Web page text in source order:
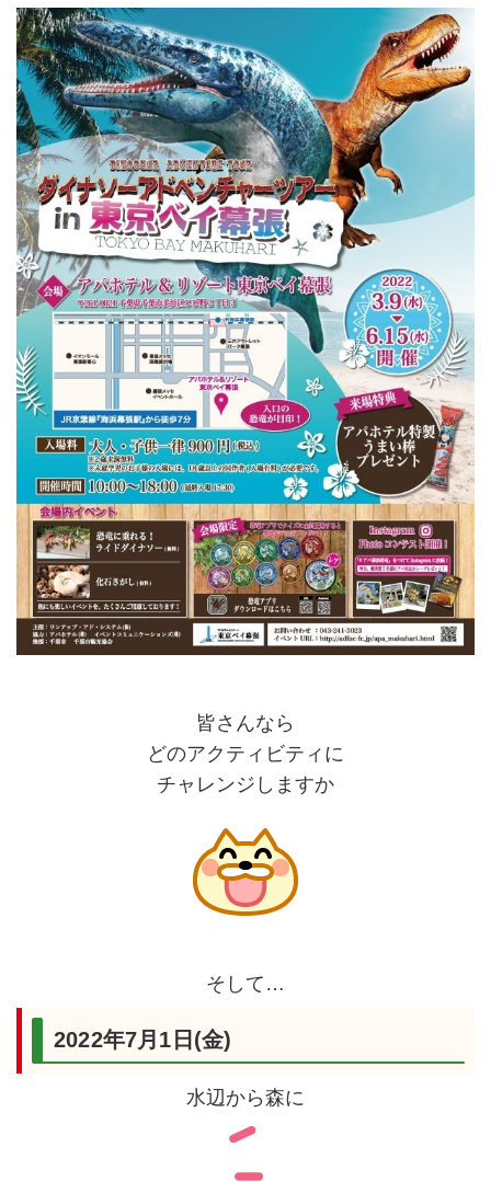
皆さんなら
どのアクティビティに
チャレンジしますか
そして…
2022年7月1日(金)
水辺から森に